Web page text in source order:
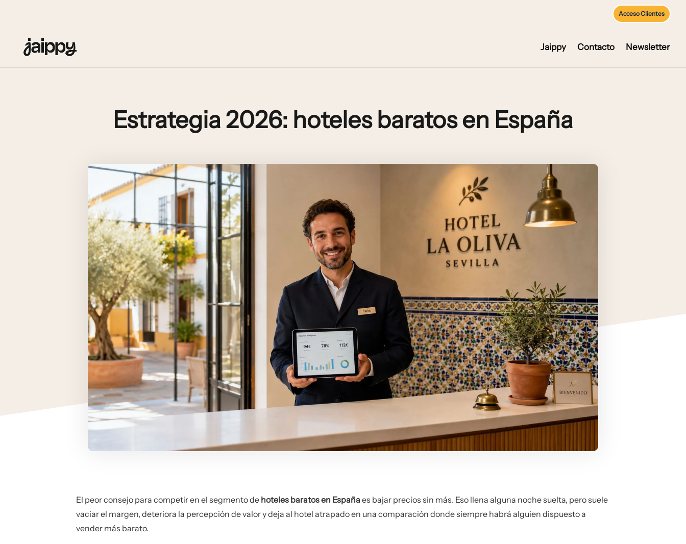
Acceso Clientes
Jaippy Contacto Newsletter
Estrategia 2026: hoteles baratos en España
El peor consejo para competir en el segmento de hoteles baratos en España es bajar precios sin más. Eso llena alguna noche suelta, pero suele
vaciar el margen, deteriora la percepción de valor y deja al hotel atrapado en una comparación donde siempre habrá alguien dispuesto a
vender más barato.